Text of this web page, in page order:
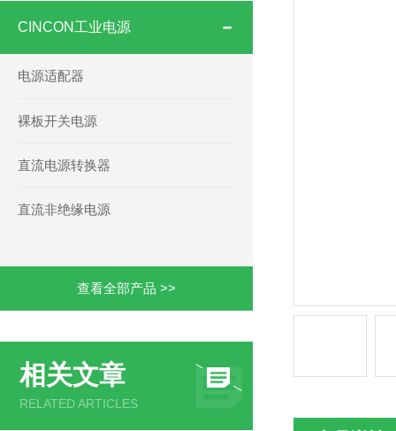
CINCON工业电源
电源适配器
裸板开关电源
直流电源转换器
直流非绝缘电源
查看全部产品 >>
相关文章
RELATED ARTICLES